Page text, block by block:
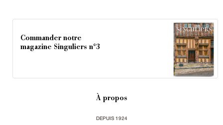
Commander notre
magazine Singuliers n°3
À propos
DEPUIS 1924